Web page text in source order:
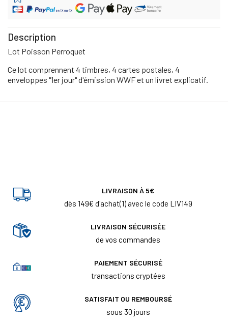
Description
Lot Poisson Perroquet
Ce lot comprennent 4 timbres, 4 cartes postales, 4
enveloppes "1er jour" d'émission WWF et un livret explicatif.
LIVRAISON À 5€
dès 149€ d'achat(1) avec le code LIV149
LIVRAISON SÉCURISÉE
de vos commandes
PAIEMENT SÉCURISÉ
transactions cryptées
SATISFAIT OU REMBOURSÉ
sous 30 jours